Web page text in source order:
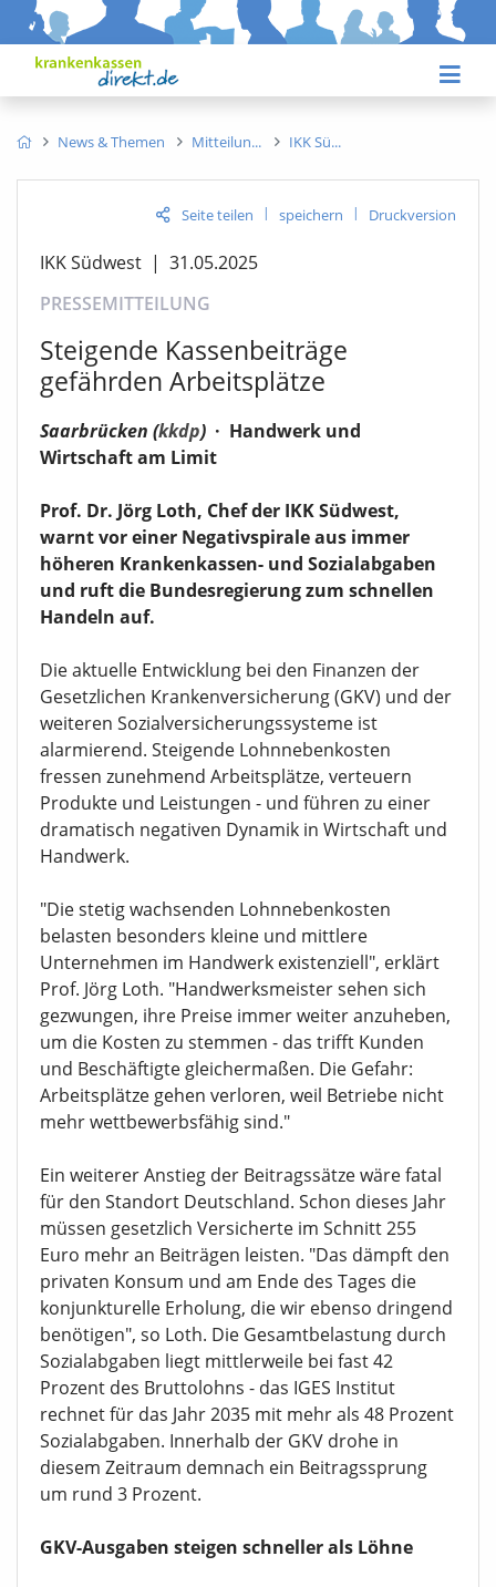
News & Themen Mitteilun IKK Sü
Seite teilen | speichern | Druckversion
IKK Südwest | 31.05.2025
PRESSEMITTEILUNG
Steigende Kassenbeiträge
gefährden Arbeitsplätze
Saarbrücken (kkdp) · Handwerk und
Wirtschaft am Limit
Prof. Dr. Jörg Loth, Chef der IKK Südwest,
warnt vor einer Negativspirale aus immer
höheren Krankenkassen- und Sozialabgaben
und ruft die Bundesregierung zum schnellen
Handeln auf.
Die aktuelle Entwicklung bei den Finanzen der
Gesetzlichen Krankenversicherung (GKV) und der
weiteren Sozialversicherungssysteme ist
alarmierend. Steigende Lohnnebenkosten
fressen zunehmend Arbeitsplätze, verteuern
Produkte und Leistungen - und führen zu einer
dramatisch negativen Dynamik in Wirtschaft und
Handwerk.
"Die stetig wachsenden Lohnnebenkosten
belasten besonders kleine und mittlere
Unternehmen im Handwerk existenziell", erklärt
Prof. Jörg Loth. "Handwerksmeister sehen sich
gezwungen, ihre Preise immer weiter anzuheben,
um die Kosten zu stemmen - das trifft Kunden
und Beschäftigte gleichermaßen. Die Gefahr:
Arbeitsplätze gehen verloren, weil Betriebe nicht
mehr wettbewerbsfähig sind."
Ein weiterer Anstieg der Beitragssätze wäre fatal
für den Standort Deutschland. Schon dieses Jahr
müssen gesetzlich Versicherte im Schnitt 255
Euro mehr an Beiträgen leisten. "Das dämpft den
privaten Konsum und am Ende des Tages die
konjunkturelle Erholung, die wir ebenso dringend
benötigen", so Loth. Die Gesamtbelastung durch
Sozialabgaben liegt mittlerweile bei fast 42
Prozent des Bruttolohns - das IGES Institut
rechnet für das Jahr 2035 mit mehr als 48 Prozent
Sozialabgaben. Innerhalb der GKV drohe in
diesem Zeitraum demnach ein Beitragssprung
um rund 3 Prozent.
GKV-Ausgaben steigen schneller als Löhne